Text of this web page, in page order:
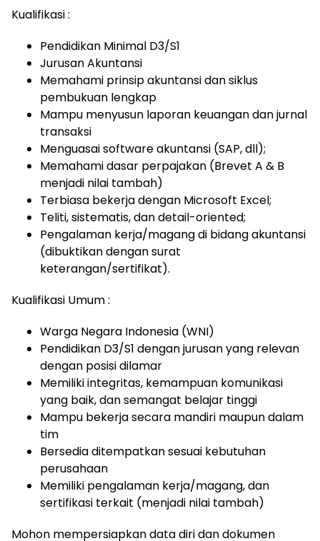
Kualifikasi :
Pendidikan Minimal D3/S1
Jurusan Akuntansi
Memahami prinsip akuntansi dan siklus
pembukuan lengkap
Mampu menyusun laporan keuangan dan jurnal
transaksi
Menguasai software akuntansi (SAP, dll);
Memahami dasar perpajakan (Brevet A & B
menjadi nilai tambah)
Terbiasa bekerja dengan Microsoft Excel;
Teliti, sistematis, dan detail-oriented;
Pengalaman kerja/magang di bidang akuntansi
(dibuktikan dengan surat
keterangan/sertifikat).
Kualifikasi Umum :
Warga Negara Indonesia (WNI)
Pendidikan D3/S1 dengan jurusan yang relevan
dengan posisi dilamar
Memiliki integritas, kemampuan komunikasi
yang baik, dan semangat belajar tinggi
Mampu bekerja secara mandiri maupun dalam
tim
Bersedia ditempatkan sesuai kebutuhan
perusahaan
Memiliki pengalaman kerja/magang, dan
sertifikasi terkait (menjadi nilai tambah)
Mohon mempersiapkan data diri dan dokumen